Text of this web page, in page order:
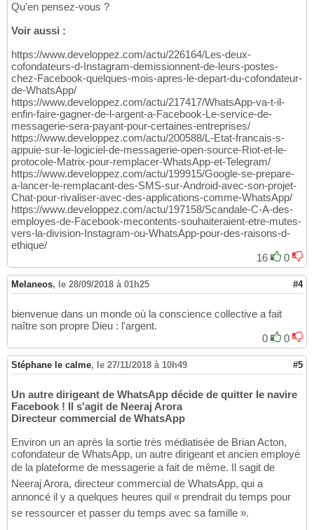
Qu'en pensez-vous ?
Voir aussi :
https://www.developpez.com/actu/226164/Les-deux-
cofondateurs-d-Instagram-demissionnent-de-leurs-postes-
chez-Facebook-quelques-mois-apres-le-depart-du-cofondateur-
de-WhatsApp/
https://www.developpez.com/actu/217417/WhatsApp-va-t-il-
enfin-faire-gagner-de-l-argent-a-Facebook-Le-service-de-
messagerie-sera-payant-pour-certaines-entreprises/
https://www.developpez.com/actu/200588/L-Etat-francais-s-
appuie-sur-le-logiciel-de-messagerie-open-source-Riot-et-le-
protocole-Matrix-pour-remplacer-WhatsApp-et-Telegram/
https://www.developpez.com/actu/199915/Google-se-prepare-
a-lancer-le-remplacant-des-SMS-sur-Android-avec-son-projet-
Chat-pour-rivaliser-avec-des-applications-comme-WhatsApp/
https://www.developpez.com/actu/197158/Scandale-C-A-des-
employes-de-Facebook-mecontents-souhaiteraient-etre-mutes-
vers-la-division-Instagram-ou-WhatsApp-pour-des-raisons-d-
ethique/
16
0
Melaneos, le 28/09/2018 à 01h25 #4
bienvenue dans un monde où la conscience collective a fait
naître son propre Dieu : l'argent.
0
0
Stéphane le calme, le 27/11/2018 à 10h49 #5
Un autre dirigeant de WhatsApp décide de quitter le navire
Facebook ! Il s'agit de Neeraj Arora
Directeur commercial de WhatsApp
Environ un an après la sortie très médiatisée de Brian Acton,
cofondateur de WhatsApp, un autre dirigeant et ancien employé
de la plateforme de messagerie a fait de même. Il sagit de
Neeraj Arora, directeur commercial de WhatsApp, qui a
annoncé il y a quelques heures quil « prendrait du temps pour
se ressourcer et passer du temps avec sa famille ».